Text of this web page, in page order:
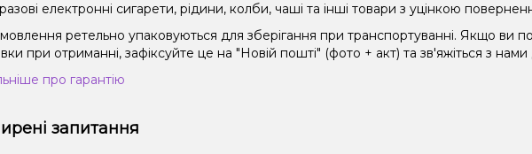
електронні сигарети, рідини, колби, чаші та інші товари з уцінкою
ретельно упаковуються для зберігання при транспортуванні. Якщо ви
при отриманні, зафіксуйте це на "Новій пошті" (фото + акт) та зв'яжіться з
про гарантію
запитання